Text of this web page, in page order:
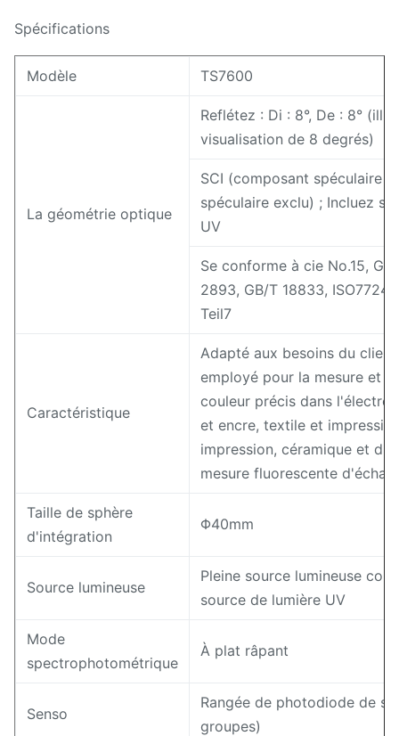
Spécifications
Modèle TS7600
La géométrie optique
Reflétez : Di : 8°, De : 8°
visualisation de 8 degrés)
SCI (composant spéculaire
spéculaire exclu) ; Incluez
UV
Se conforme à cie No.15,
2893, GB/T 18833, ISO7724-
Teil7
Caractéristique
Adapté aux besoins du
employé pour la mesure et
couleur précis dans
et encre, textile et
impression, céramique et
mesure fluorescente
Taille de sphère
d'intégration
Φ40mm
Source lumineuse
Pleine source lumineuse
source de lumière UV
Mode
spectrophotométrique
À plat râpant
Senso
Rangée de photodiode de
groupes)